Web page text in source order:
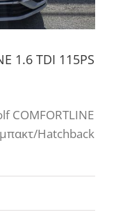
1.6 TDI 115PS
COMFORTLINE
Hatchback